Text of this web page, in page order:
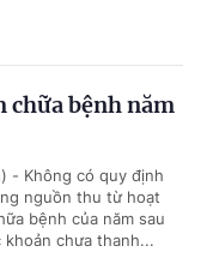
chữa bệnh năm
- Không có quy định
nguồn thu từ hoạt
bệnh của năm sau
khoản chưa thanh...